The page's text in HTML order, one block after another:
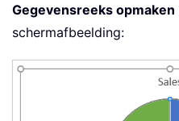
Gegevensreeks opmaken
schermafbeelding: